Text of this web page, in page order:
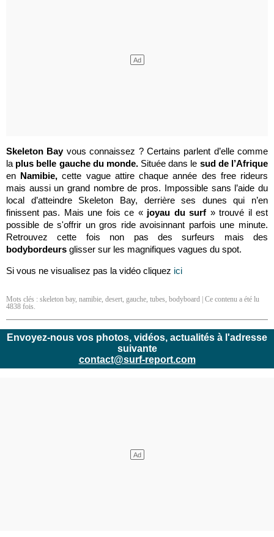
Skeleton Bayvous connaissez ? Certains parlent d’elle comme
la plus belle gauche du monde. Située dans le sud de l’Afrique
en Namibie, cette vague attire chaque année des free rideurs
mais aussi un grand nombre de pros. Impossible sans l’aide du
local d’atteindre Skeleton Bay, derrière ses dunes qui n’en
finissent pas. Mais une fois ce «joyau du surf » trouvé il est
possible de s'offrir un gros ride avoisinnant parfois une minute.
Retrouvez cette fois non pas des surfeurs mais des
bodybordeurs glisser sur les magnifiques vagues du spot.
Si vous ne visualisez pas la vidéo cliquez ici
Mots clés : skeleton bay, namibie, desert, gauche, tubes, bodyboard | Ce contenu a été lu
4838 fois.
Envoyez-nous vos photos, vidéos, actualités à l'adresse
suivante
contact@surf-report.com